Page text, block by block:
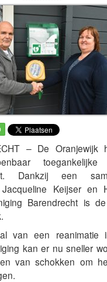
– De
Dankzij een
Jacqueline Keijser en
Barendrecht is
van een
kan er nu sneller
van schokken om